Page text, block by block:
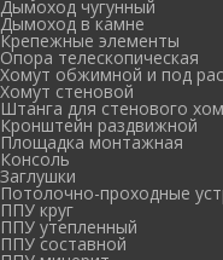
Дымоход чугунный
Дымоход в камне
Крепежные элементы
Опора телескопическая
Хомут обжимной и под
Хомут стеновой
Штанга для стенового
Кронштейн раздвижной
Площадка монтажная
Консоль
Заглушки
Потолочно-проходные
ППУ круг
ППУ утепленный
ППУ составной